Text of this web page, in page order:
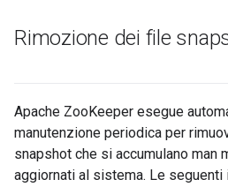
Rimozione dei file
Apache ZooKeeper esegue
manutenzione periodica per
snapshot che si accumulano man
aggiornati al sistema. Le